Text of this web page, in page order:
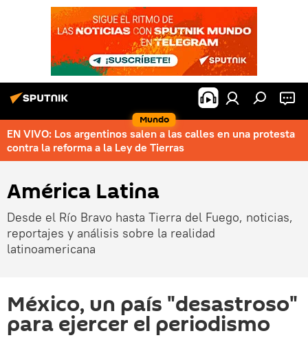
Mundo
EN VIVO: Los argentinos salen a las calles en una protesta
contra la reforma a la Ley de Tierras
América Latina
Desde el Río Bravo hasta Tierra del Fuego, noticias,
reportajes y análisis sobre la realidad
latinoamericana
México, un país "desastroso"
para ejercer el periodismo